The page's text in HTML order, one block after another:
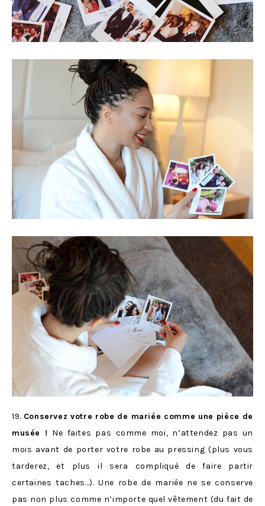
19. Conservez votre robe de mariée comme une pièce de
musée ! Ne faites pas comme moi, n’attendez pas un
mois avant de porter votre robe au pressing (plus vous
tarderez, et plus il sera compliqué de faire partir
certaines taches…). Une robe de mariée ne se conserve
pas non plus comme n’importe quel vêtement (du fait de